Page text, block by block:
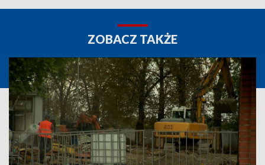
ZOBACZ TAKŻE